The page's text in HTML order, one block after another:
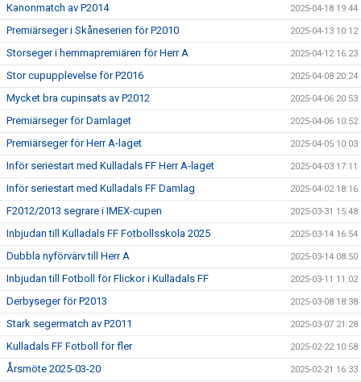
Kanonmatch av P2014 2025-04-18 19:44
Premiärseger i Skåneserien för P2010 2025-04-13 10:12
Storseger i hemmapremiären för Herr A 2025-04-12 16:23
Stor cupupplevelse för P2016 2025-04-08 20:24
Mycket bra cupinsats av P2012 2025-04-06 20:53
Premiärseger för Damlaget 2025-04-06 10:52
Premiärseger för Herr A-laget 2025-04-05 10:03
Inför seriestart med Kulladals FF Herr A-laget 2025-04-03 17:11
Inför seriestart med Kulladals FF Damlag 2025-04-02 18:16
F2012/2013 segrare i IMEX-cupen 2025-03-31 15:48
Inbjudan till Kulladals FF Fotbollsskola 2025 2025-03-14 16:54
Dubbla nyförvärv till Herr A 2025-03-14 08:50
Inbjudan till Fotboll för Flickor i Kulladals FF 2025-03-11 11:02
Derbyseger för P2013 2025-03-08 18:38
Stark segermatch av P2011 2025-03-07 21:28
Kulladals FF Fotboll för fler 2025-02-22 10:58
Årsmöte 2025-03-20 2025-02-21 16:33